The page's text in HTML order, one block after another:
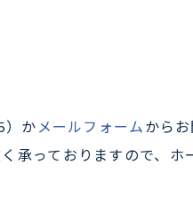
）かメールフォームから
承っておりますので、